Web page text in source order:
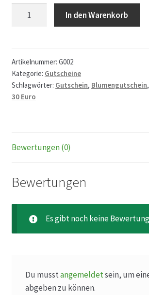
Firmenchronik seit 1902
Floristikfachgeschäft Gambach
Floristikfachgeschäft Oppershofen
Geschäftsfloristik
Kasse
Gutschein
In den Warenkorb
Artikelnummer:G002
Kategorie: Gutscheine
Schlagwörter: Gutschein, Blumengutschein
30 Euro
Bewertungen (0)
Bewertungen
Es gibt noch keine
Du musstangemeldetsein, um
abgeben zu können.